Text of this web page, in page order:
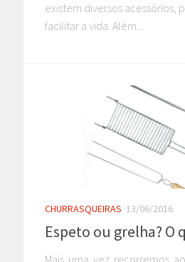
existem diversos acessórios,
facilitar a vida. Além...
CHURRASQUEIRAS 13/06/2016
Espeto ou grelha? O